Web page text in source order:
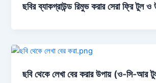
ছবির ব্যাকগ্রাউন্ড রিমুভ করার সেরা ফ্রি টুল ও
ছবি থেকে লেখা বের করার উপায় (ও-সি-আর